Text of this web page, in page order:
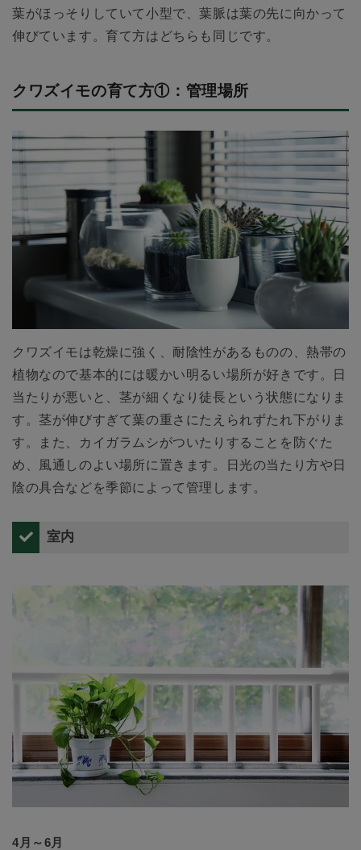
葉がほっそりしていて小型で、葉脈は葉の先に向かって
伸びています。育て方はどちらも同じです。
クワズイモの育て方①：管理場所
クワズイモは乾燥に強く、耐陰性があるものの、熱帯の
植物なので基本的には暖かい明るい場所が好きです。日
当たりが悪いと、茎が細くなり徒長という状態になりま
す。茎が伸びすぎて葉の重さにたえられずたれ下がりま
す。また、カイガラムシがついたりすることを防ぐた
め、風通しのよい場所に置きます。日光の当たり方や日
陰の具合などを季節によって管理します。
室内
4月～6月